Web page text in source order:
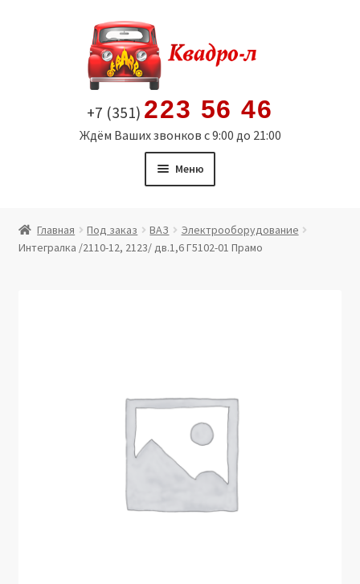
содержимому
+7 (351) 223 56 46
Ждём Ваших звонков с 9:00 до 21:00
Меню
Витрина
Юридические данные
Главная Под заказ ВАЗ
Электрооборудование
Интегралка /2110-12, 2123/ дв.1,6 Г5102-01 Прамо